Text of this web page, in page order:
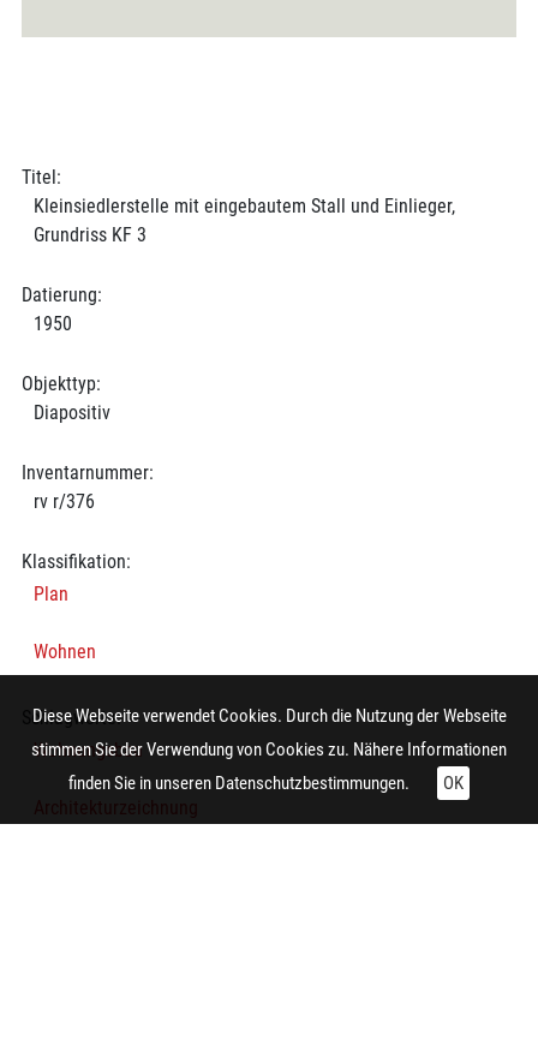
Titel:
Kleinsiedlerstelle mit eingebautem Stall und Einlieger,
Grundriss KF 3
Datierung:
1950
Objekttyp:
Diapositiv
Inventarnummer:
rv r/376
Klassifikation:
Plan
Wohnen
Schlagworte:
Wohnungsbau
Diese Webseite verwendet Cookies. Durch die Nutzung der Webseite
stimmen Sie der Verwendung von Cookies zu. Nähere Informationen
finden Sie in unseren Datenschutzbestimmungen. OK